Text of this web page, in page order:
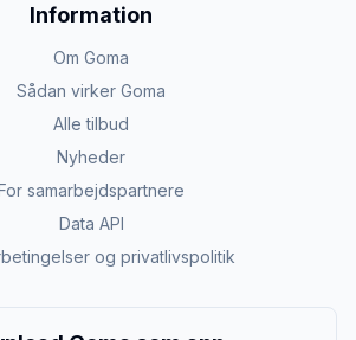
Information
Om Goma
Sådan virker Goma
Alle tilbud
Nyheder
samarbejdspartnere
Data API
og privatlivspolitik